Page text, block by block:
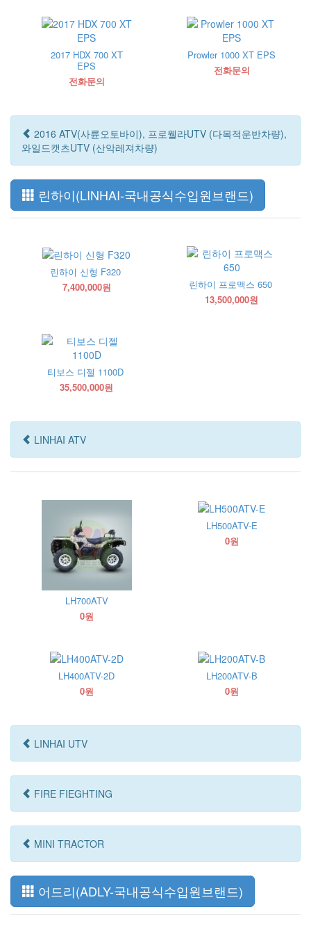
2017 HDX 700 XT
EPS
전화문의
Prowler 1000 XT EPS
전화문의
2016 ATV(사륜오토바이), 프로웰라UTV (다목적운반차량),
와일드캣츠UTV (산악레져차량)
린하이(LINHAI-국내공식수입원브랜드)
린하이 신형 F320
7,400,000원
린하이 프로맥스 650
13,500,000원
티보스 디젤 1100D
35,500,000원
LINHAI ATV
LH700ATV
0원
LH500ATV-E
0원
LH400ATV-2D
0원
LH200ATV-B
0원
LINHAI UTV
FIRE FIEGHTING
MINI TRACTOR
어드리(ADLY-국내공식수입원브랜드)